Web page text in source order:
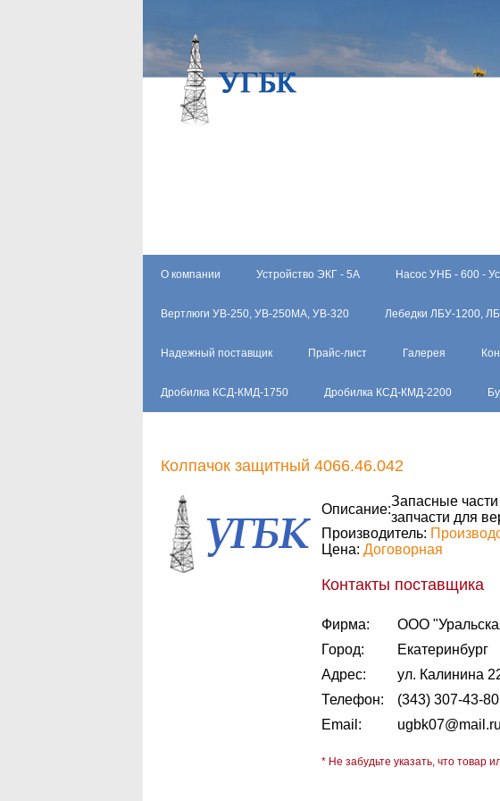
О компании Устройство ЭКГ - 5А Насос УНБ - 600 -
Вертлюги УВ-250, УВ-250МА, УВ-320 Лебедки ЛБУ-1200,
Надежный поставщик Прайс-лист Галерея
Дробилка КСД-КМД-1750 Дробилка КСД-КМД-2200
Колпачок защитный 4066.46.042
Описание:
Запасные части
запчасти для
Производитель:
Цена: Договорная
Контакты поставщика
Фирма:
ООО
Город:
Екатеринбург
Адрес:
ул. Калинина
Телефон:
(343) 307-43-
Email:
ugbk07@mail.ru
* Не забудьте указать, что товар